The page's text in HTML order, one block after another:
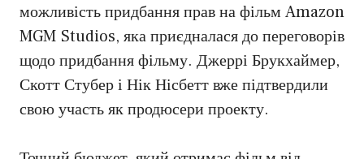
можливість придбання прав на фільм Amazon
MGM Studios, яка приєдналася до переговорів
щодо придбання фільму. Джеррі Брукхаймер,
Скотт Стубер і Нік Нісбетт вже підтвердили
свою участь як продюсери проекту.